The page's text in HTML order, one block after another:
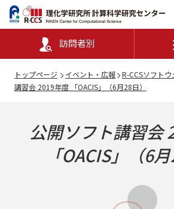
訪問者別
トップページ イベント・広報 R-CCSソフト
講習会 2019年度 「OACIS」（6月28日）
公開ソフト講習会
「OACIS」（6月